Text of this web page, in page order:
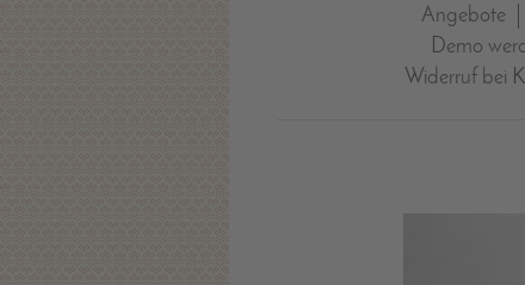
Angebote
Demo
Widerruf bei